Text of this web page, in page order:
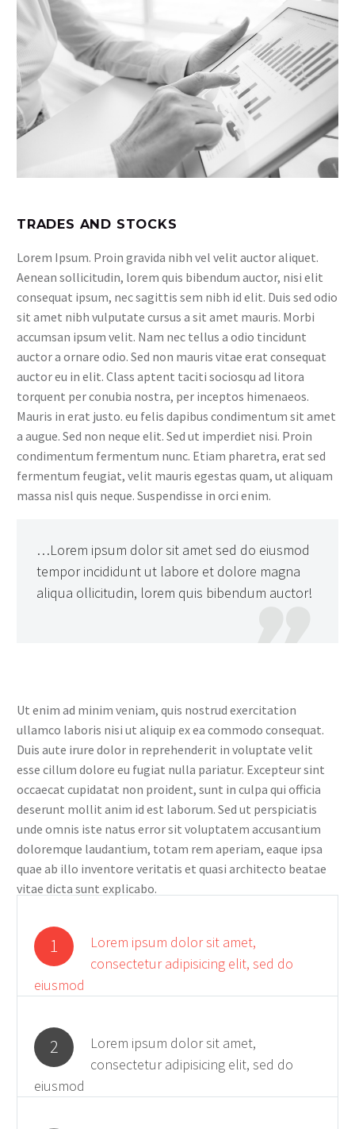
TRADES AND STOCKS
Lorem Ipsum. Proin gravida nibh vel velit auctor aliquet.
Aenean sollicitudin, lorem quis bibendum auctor, nisi elit
consequat ipsum, nec sagittis sem nibh id elit. Duis sed odio
sit amet nibh vulputate cursus a sit amet mauris. Morbi
accumsan ipsum velit. Nam nec tellus a odio tincidunt
auctor a ornare odio. Sed non mauris vitae erat consequat
auctor eu in elit. Class aptent taciti sociosqu ad litora
torquent per conubia nostra, per inceptos himenaeos.
Mauris in erat justo. eu felis dapibus condimentum sit amet
a augue. Sed non neque elit. Sed ut imperdiet nisi. Proin
condimentum fermentum nunc. Etiam pharetra, erat sed
fermentum feugiat, velit mauris egestas quam, ut aliquam
massa nisl quis neque. Suspendisse in orci enim.
…Lorem ipsum dolor sit amet sed do eiusmod
tempor incididunt ut labore et dolore magna
aliqua ollicitudin, lorem quis bibendum auctor!
Ut enim ad minim veniam, quis nostrud exercitation
ullamco laboris nisi ut aliquip ex ea commodo consequat.
Duis aute irure dolor in reprehenderit in voluptate velit
esse cillum dolore eu fugiat nulla pariatur. Excepteur sint
occaecat cupidatat non proident, sunt in culpa qui officia
deserunt mollit anim id est laborum. Sed ut perspiciatis
unde omnis iste natus error sit voluptatem accusantium
doloremque laudantium, totam rem aperiam, eaque ipsa
quae ab illo inventore veritatis et quasi architecto beatae
vitae dicta sunt explicabo.
1
Lorem ipsum dolor sit amet,
consectetur adipisicing elit, sed do
eiusmod
2
Lorem ipsum dolor sit amet,
consectetur adipisicing elit, sed do
eiusmod